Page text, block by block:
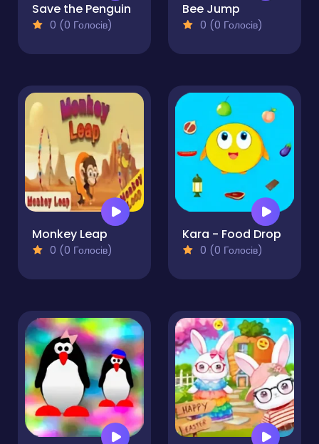
Save the Penguin
0 (0 Голосів)
Bee Jump
0 (0 Голосів)
Monkey Leap
0 (0 Голосів)
Kara - Food Drop
0 (0 Голосів)